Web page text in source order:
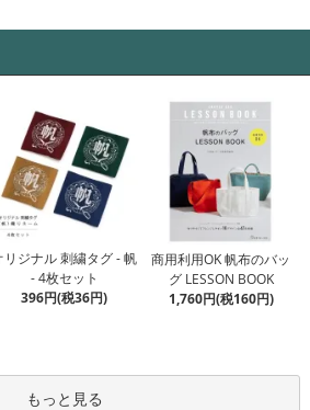
リジナル 刺繍タグ - 帆
- 4枚セット
396円(税36円)
商用利用OK 帆布のバッ
グ LESSON BOOK
1,760円(税160円)
もっと見る